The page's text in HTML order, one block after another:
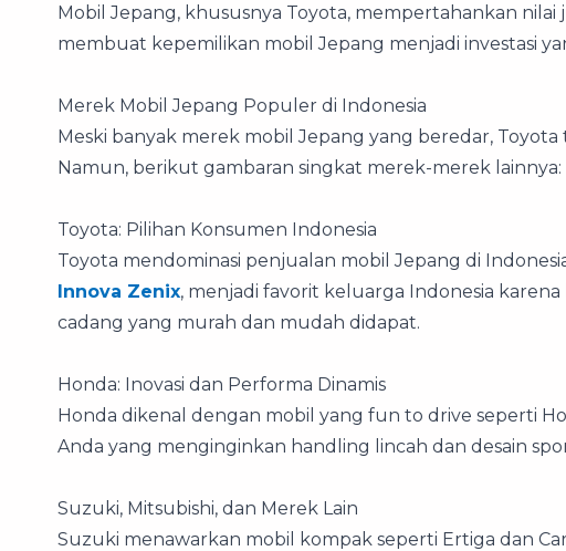
Mobil Jepang, khususnya Toyota, mempertahankan nilai
membuat kepemilikan mobil Jepang menjadi investasi
Merek Mobil Jepang Populer di Indonesia
Meski banyak merek mobil Jepang yang beredar,
Namun, berikut gambaran singkat merek-merek lainnya:
Toyota: Pilihan Konsumen Indonesia
Toyota mendominasi penjualan mobil Jepang di
Innova Zenix, menjadi favorit keluarga Indonesia
cadang yang murah dan mudah didapat.
Honda: Inovasi dan Performa Dinamis
Honda dikenal dengan mobil yang fun to drive seperti
Anda yang menginginkan handling lincah dan desain
Suzuki, Mitsubishi, dan Merek Lain
Suzuki menawarkan mobil kompak seperti Ertiga dan